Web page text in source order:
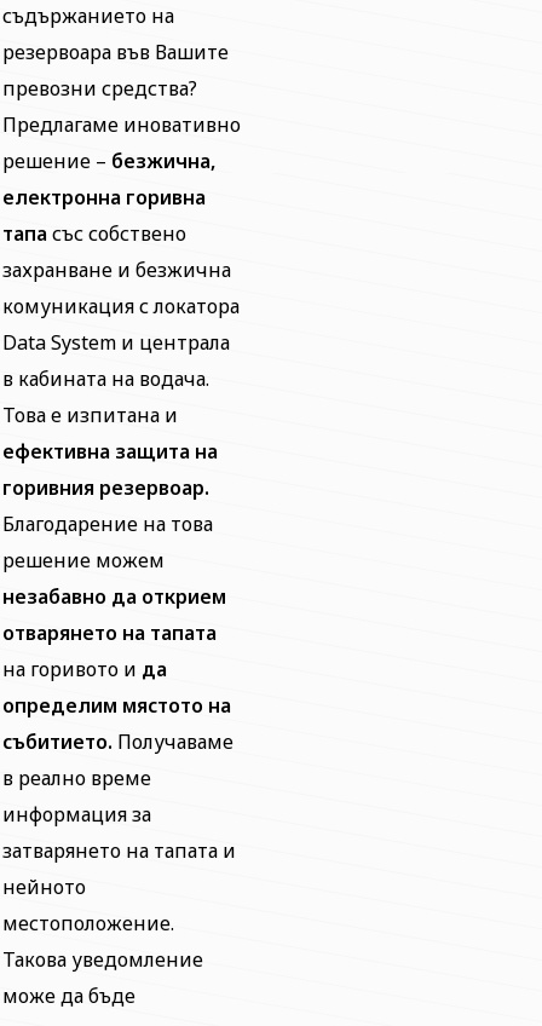
съдържанието на
резервоара във Вашите
превозни средства?
Предлагаме иновативно
решение – безжична,
електронна горивна
тапа със собствено
захранване и безжична
комуникация с локатора
Data System и централа
в кабината на водача.
Това е изпитана и
ефективна защита на
горивния резервоар.
Благодарение на това
решение можем
незабавно да открием
отварянето на тапата
на горивото и да
определим мястото на
събитието. Получаваме
в реално време
информация за
затварянето на тапата и
нейното
местоположение.
Такова уведомление
може да бъде